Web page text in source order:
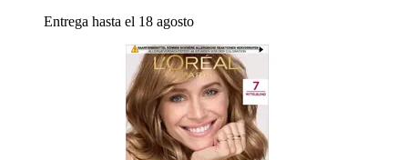
Entrega hasta el 18 agosto